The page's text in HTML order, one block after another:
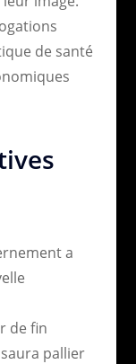
de santé
a
de fin
pallier